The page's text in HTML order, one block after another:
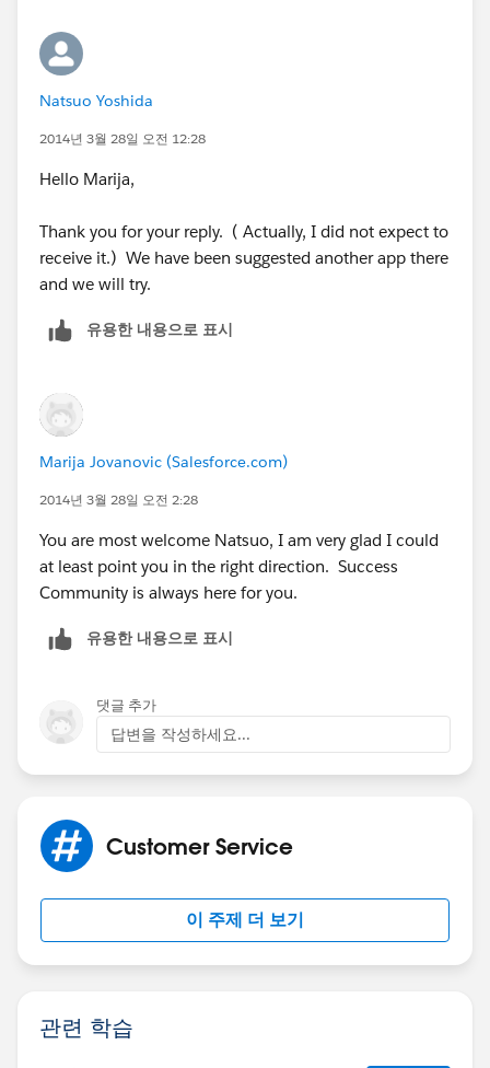
Natsuo Yoshida
2014년 3월 28일 오전 12:28
Hello Marija,
Thank you for your reply. ( Actually, I did not expect to
receive it.) We have been suggested another app there
and we will try.
유용한 내용으로 표시
Marija Jovanovic (Salesforce.com)
2014년 3월 28일 오전 2:28
You are most welcome Natsuo, I am very glad I could
at least point you in the right direction. Success
Community is always here for you.
유용한 내용으로 표시
댓글 추가
답변을 작성하세요...
Customer Service
이 주제 더 보기
관련 학습